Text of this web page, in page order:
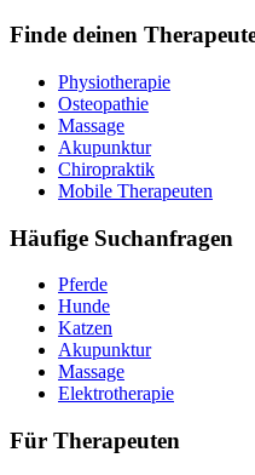
Finde deinen
Physiotherapie
Osteopathie
Massage
Akupunktur
Chiropraktik
Mobile Therapeuten
Häufige Suchanfragen
Pferde
Hunde
Katzen
Akupunktur
Massage
Elektrotherapie
Für Therapeuten